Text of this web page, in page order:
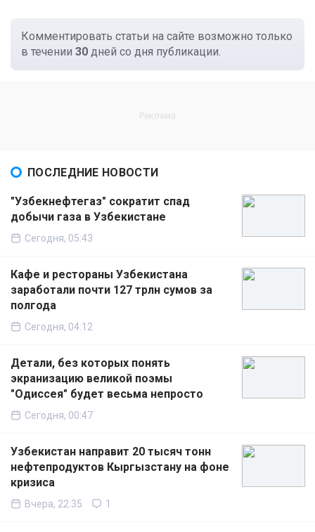
Комментировать статьи на сайте возможно только
в течении 30 дней со дня публикации.
ПОСЛЕДНИЕ НОВОСТИ
"Узбекнефтегаз" сократит спад
добычи газа в Узбекистане
Сегодня, 05:43
Кафе и рестораны Узбекистана
заработали почти 127 трлн сумов за
полгода
Сегодня, 04:12
Детали, без которых понять
экранизацию великой поэмы
"Одиссея" будет весьма непросто
Сегодня, 00:47
Узбекистан направит 20 тысяч тонн
нефтепродуктов Кыргызстану на фоне
кризиса
Вчера, 22:35 1